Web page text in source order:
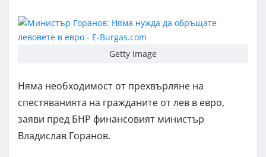
Getty Image
Няма необходимост от прехвърляне на
спестяванията на гражданите от лев в евро,
заяви пред БНР финансовият министър
Владислав Горанов.